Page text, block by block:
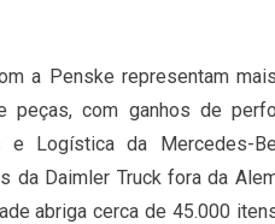
a Penske representam
peças, com ganhos de
e Logística da Mercedes-
da Daimler Truck fora da
abriga cerca de 45.000